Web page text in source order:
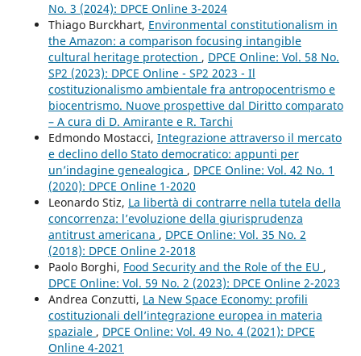
No. 3 (2024): DPCE Online 3-2024
Thiago Burckhart, Environmental constitutionalism in
the Amazon: a comparison focusing intangible
cultural heritage protection , DPCE Online: Vol. 58 No.
SP2 (2023): DPCE Online - SP2 2023 - Il
costituzionalismo ambientale fra antropocentrismo e
biocentrismo. Nuove prospettive dal Diritto comparato
– A cura di D. Amirante e R. Tarchi
Edmondo Mostacci, Integrazione attraverso il mercato
e declino dello Stato democratico: appunti per
un’indagine genealogica , DPCE Online: Vol. 42 No. 1
(2020): DPCE Online 1-2020
Leonardo Stiz, La libertà di contrarre nella tutela della
concorrenza: l’evoluzione della giurisprudenza
antitrust americana , DPCE Online: Vol. 35 No. 2
(2018): DPCE Online 2-2018
Paolo Borghi, Food Security and the Role of the EU ,
DPCE Online: Vol. 59 No. 2 (2023): DPCE Online 2-2023
Andrea Conzutti, La New Space Economy: profili
costituzionali dell’integrazione europea in materia
spaziale , DPCE Online: Vol. 49 No. 4 (2021): DPCE
Online 4-2021